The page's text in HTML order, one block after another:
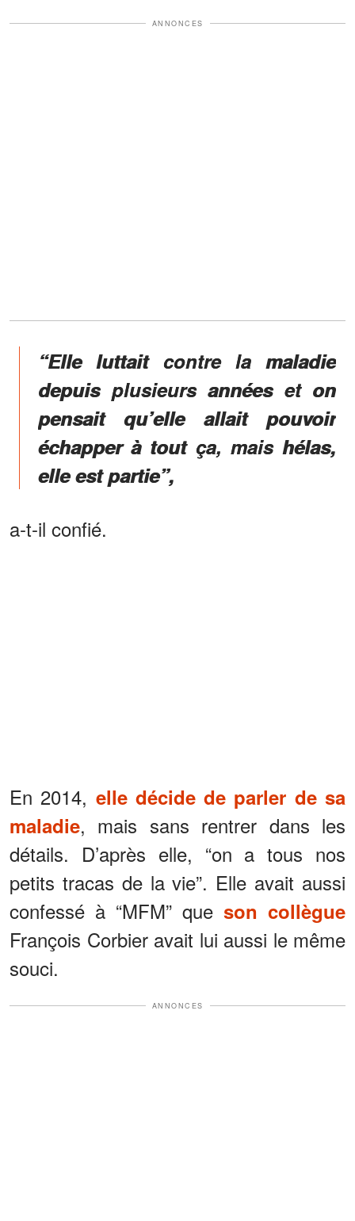
ANNONCES
“Elle luttait contre la maladie
depuis plusieurs années et on
pensait qu’elle allait pouvoir
échapper à tout ça, mais hélas,
elle est partie”,
a-t-il confié.
En 2014, elle décide de parler de sa
maladie, mais sans rentrer dans les
détails. D’après elle, “on a tous nos
petits tracas de la vie”. Elle avait aussi
confessé à “MFM” que son collègue
François Corbier avait lui aussi le même
souci.
ANNONCES